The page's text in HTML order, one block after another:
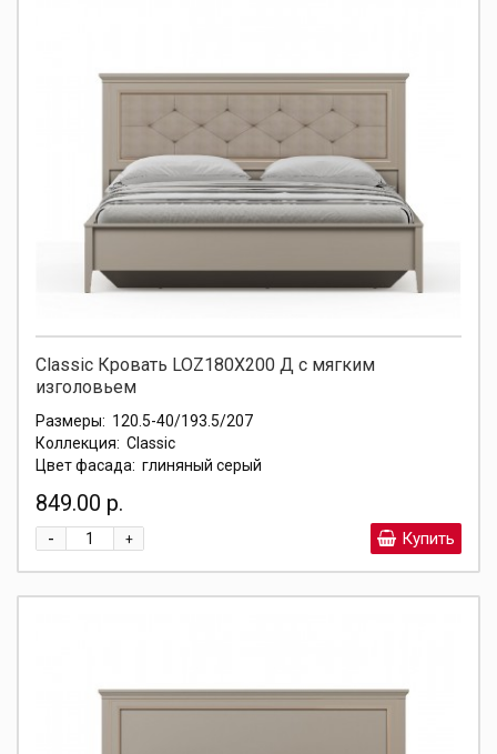
Classic Кровать LOZ180X200 Д с мягким
изголовьем
Размеры: 120.5-40/193.5/207
Коллекция: Classic
Цвет фасада: глиняный серый
849.00 р.
+
- Купить